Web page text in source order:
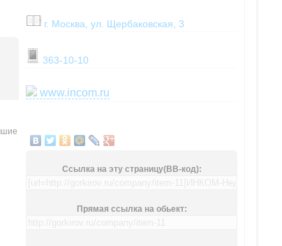
г. Москва, ул. Щербаковская, 3
363-10-10
www.incom.ru
Ссылка на эту страницу(BB-код):
Прямая ссылка на обьект: